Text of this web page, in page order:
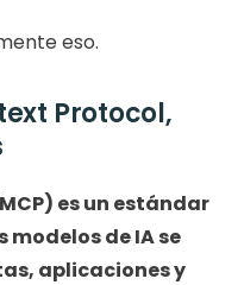
eso.
Protocol,
es un estándar
de IA se
aplicaciones y